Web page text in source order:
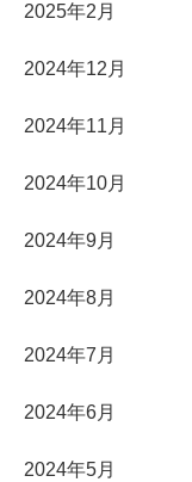
2025年2月
2024年12月
2024年11月
2024年10月
2024年9月
2024年8月
2024年7月
2024年6月
2024年5月